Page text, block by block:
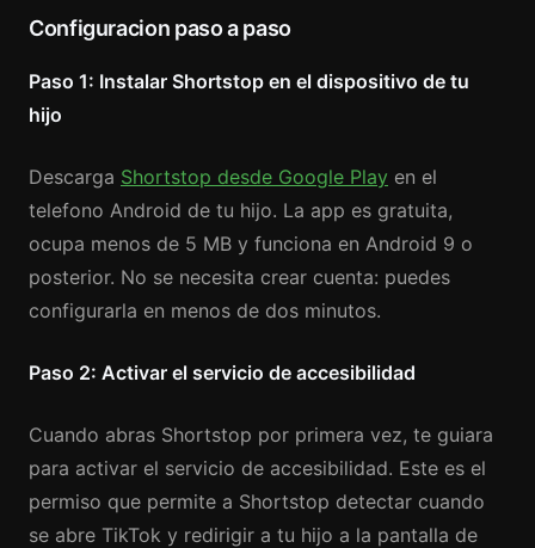
Configuracion paso a paso
Paso 1: Instalar Shortstop en el dispositivo de tu
hijo
Descarga Shortstop desde Google Play en el
telefono Android de tu hijo. La app es gratuita,
ocupa menos de 5 MB y funciona en Android 9 o
posterior. No se necesita crear cuenta: puedes
configurarla en menos de dos minutos.
Paso 2: Activar el servicio de accesibilidad
Cuando abras Shortstop por primera vez, te guiara
para activar el servicio de accesibilidad. Este es el
permiso que permite a Shortstop detectar cuando
se abre TikTok y redirigir a tu hijo a la pantalla de